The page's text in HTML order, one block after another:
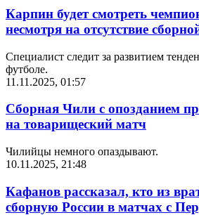
Карпин будет смотреть
несмотря на отсутствие
Специалист следит за развитием
футболе.
11.11.2025, 01:57
Сборная Чили с опозданием
на товарищеский матч
Чилийцы немного опаздывают.
10.11.2025, 21:48
Кафанов рассказал, кто из
сборную России в матчах с